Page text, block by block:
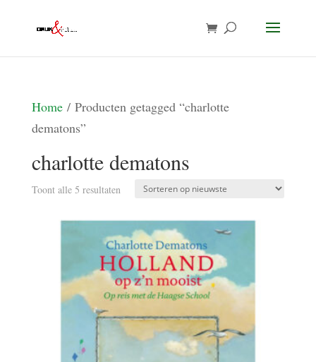
Home/ Producten getagged “charlotte
dematons”
charlotte dematons
Toont alle 5 resultatenGesorteerd
nieuwste